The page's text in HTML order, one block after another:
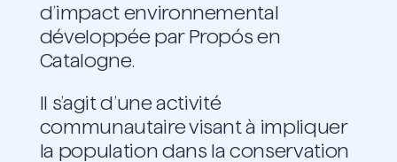
d’impact environnemental
développée par Propós en
Catalogne.
Il s’agit d’une activité
communautaire visant à impliquer
la population dans la conservation